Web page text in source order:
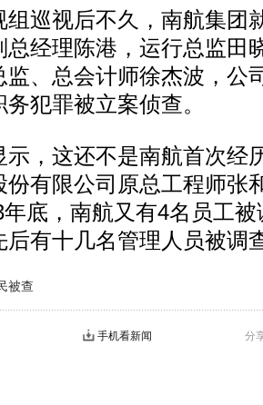
视后不久，南航集团
总经理陈港，运行总监田
监、总会计师徐杰波，公
犯罪被立案侦查。
这还不是南航首次经
份有限公司原总工程师张
年底，南航又有4名员工
后有十几名管理人员被调
被查
分
手机看新闻